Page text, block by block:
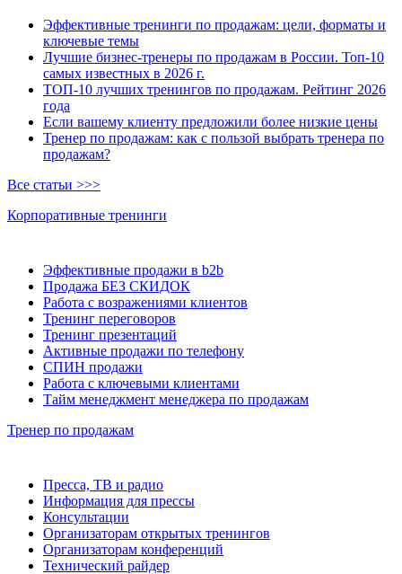
Эффективные тренинги по продажам: цели, форматы и
ключевые темы
Лучшие бизнес-тренеры по продажам в России. Топ-10
самых известных в 2026 г.
ТОП-10 лучших тренингов по продажам. Рейтинг 2026
года
Если вашему клиенту предложили более низкие цены
Тренер по продажам: как с пользой выбрать тренера по
продажам?
Все статьи >>>
Корпоративные тренинги
Эффективные продажи в b2b
Продажа БЕЗ СКИДОК
Работа с возражениями клиентов
Тренинг переговоров
Тренинг презентаций
Активные продажи по телефону
СПИН продажи
Работа с ключевыми клиентами
Тайм менеджмент менеджера по продажам
Тренер по продажам
Пресса, ТВ и радио
Информация для прессы
Консультации
Организаторам открытых тренингов
Организаторам конференций
Технический райдер